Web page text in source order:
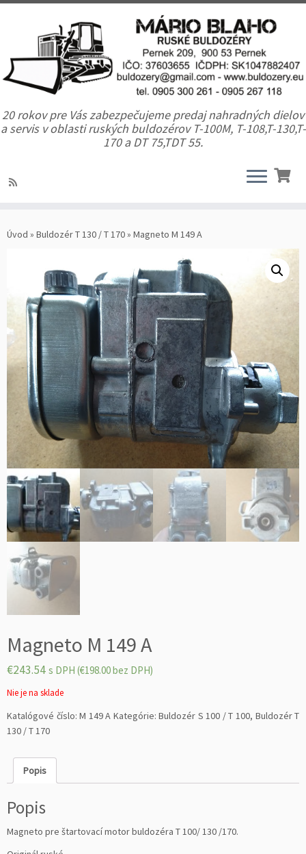
20 rokov pre Vás zabezpečujeme predaj nahradných dielov
a servis v oblasti ruských buldozérov T-100M, T-108,T-130,T-
170 a DT 75,TDT 55.
Úvod » Buldozér T 130 / T 170» Magneto M 149 A
Magneto M 149 A
€243.54 s DPH (€198.00bez DPH)
Nie je na sklade
Katalógové číslo:M 149 A Kategórie:Buldozér S 100 / T 100, Buldozér T
130 / T 170
Popis
Popis
Magneto pre štartovací motor buldozéra T 100/ 130 /170.